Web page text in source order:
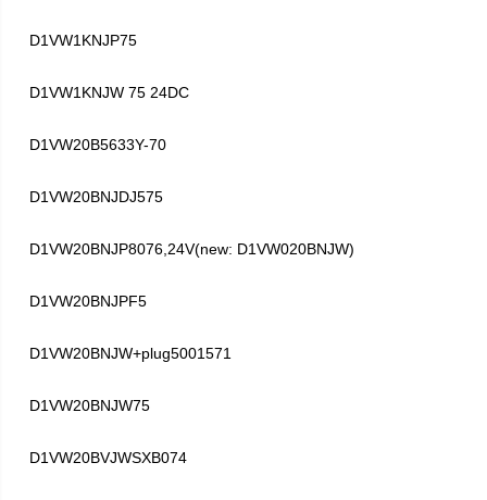
D1VW1KNJP75
D1VW1KNJW 75 24DC
D1VW20B5633Y-70
D1VW20BNJDJ575
D1VW20BNJP8076,24V(new: D1VW020BNJW)
D1VW20BNJPF5
D1VW20BNJW+plug5001571
D1VW20BNJW75
D1VW20BVJWSXB074